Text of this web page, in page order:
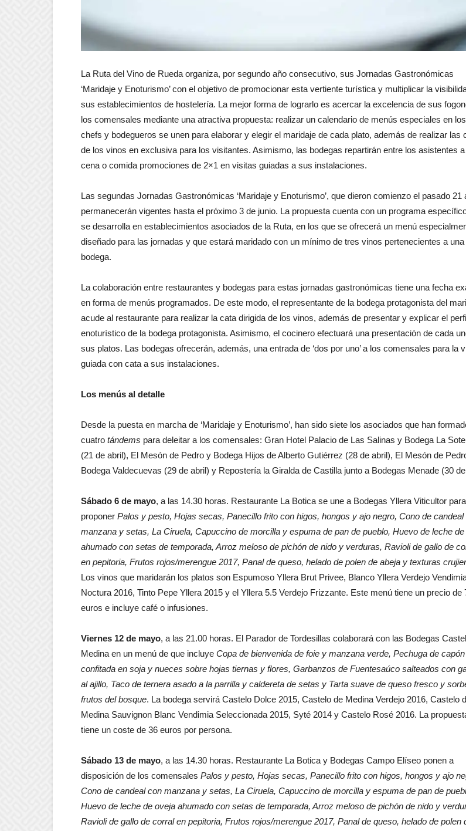
La Ruta del Vino de Rueda organiza, por segundo año consecutivo, sus Jornadas Gastronómicas
‘Maridaje y Enoturismo’ con el objetivo de promocionar esta vertiente turística y multiplicar la
sus establecimientos de hostelería. La mejor forma de lograrlo es acercar la excelencia de sus
los comensales mediante una atractiva propuesta: realizar un calendario de menús especiales en
chefs y bodegueros se unen para elaborar y elegir el maridaje de cada plato, además de realizar las
de los vinos en exclusiva para los visitantes. Asimismo, las bodegas repartirán entre los asistentes
cena o comida promociones de 2×1 en visitas guiadas a sus instalaciones.
Las segundas Jornadas Gastronómicas ‘Maridaje y Enoturismo’, que dieron comienzo el pasado 21
permanecerán vigentes hasta el próximo 3 de junio. La propuesta cuenta con un programa
se desarrolla en establecimientos asociados de la Ruta, en los que se ofrecerá un menú
diseñado para las jornadas y que estará maridado con un mínimo de tres vinos pertenecientes a una
bodega.
La colaboración entre restaurantes y bodegas para estas jornadas gastronómicas tiene una fecha
en forma de menús programados. De este modo, el representante de la bodega protagonista del
acude al restaurante para realizar la cata dirigida de los vinos, además de presentar y explicar el perfil
enoturístico de la bodega protagonista. Asimismo, el cocinero efectuará una presentación de cada
sus platos. Las bodegas ofrecerán, además, una entrada de ‘dos por uno’ a los comensales para la
guiada con cata a sus instalaciones.
Los menús al detalle
Desde la puesta en marcha de ‘Maridaje y Enoturismo’, han sido siete los asociados que han
cuatro tándems para deleitar a los comensales: Gran Hotel Palacio de Las Salinas y Bodega La
(21 de abril), El Mesón de Pedro y Bodega Hijos de Alberto Gutiérrez (28 de abril), El Mesón de
Bodega Valdecuevas (29 de abril) y Repostería la Giralda de Castilla junto a Bodegas Menade (30
Sábado 6 de mayo, a las 14.30 horas. Restaurante La Botica se une a Bodegas Yllera Viticultor para
proponer Palos y pesto, Hojas secas, Panecillo frito con higos, hongos y ajo negro, Cono de candeal
manzana y setas, La Ciruela, Capuccino de morcilla y espuma de pan de pueblo, Huevo de leche
ahumado con setas de temporada, Arroz meloso de pichón de nido y verduras, Ravioli de gallo de
en pepitoria, Frutos rojos/merengue 2017, Panal de queso, helado de polen de abeja y texturas
Los vinos que maridarán los platos son Espumoso Yllera Brut Privee, Blanco Yllera Verdejo
Noctura 2016, Tinto Pepe Yllera 2015 y el Yllera 5.5 Verdejo Frizzante. Este menú tiene un precio de
euros e incluye café o infusiones.
Viernes 12 de mayo, a las 21.00 horas. El Parador de Tordesillas colaborará con las Bodegas
Medina en un menú de que incluye Copa de bienvenida de foie y manzana verde, Pechuga de capón
confitada en soja y nueces sobre hojas tiernas y flores, Garbanzos de Fuentesaúco salteados con
al ajillo, Taco de ternera asado a la parrilla y caldereta de setas y Tarta suave de queso fresco y
frutos del bosque. La bodega servirá Castelo Dolce 2015, Castelo de Medina Verdejo 2016, Castelo
Medina Sauvignon Blanc Vendimia Seleccionada 2015, Syté 2014 y Castelo Rosé 2016. La
tiene un coste de 36 euros por persona.
Sábado 13 de mayo, a las 14.30 horas. Restaurante La Botica y Bodegas Campo Elíseo ponen a
disposición de los comensales Palos y pesto, Hojas secas, Panecillo frito con higos, hongos y ajo
Cono de candeal con manzana y setas, La Ciruela, Capuccino de morcilla y espuma de pan de
Huevo de leche de oveja ahumado con setas de temporada, Arroz meloso de pichón de nido y
Ravioli de gallo de corral en pepitoria, Frutos rojos/merengue 2017, Panal de queso, helado de polen